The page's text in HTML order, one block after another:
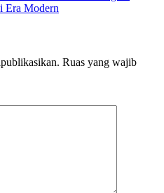
Era Modern
Ruas yang wajib